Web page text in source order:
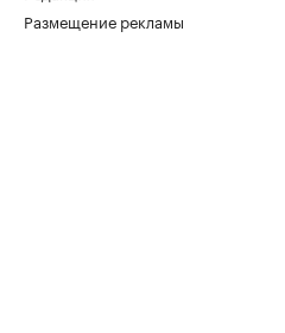
Размещение рекламы